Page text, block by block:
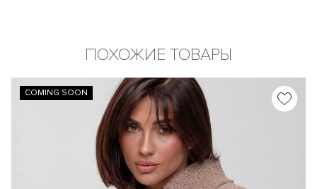
ПОХОЖИЕ ТОВАРЫ
COMING SOON